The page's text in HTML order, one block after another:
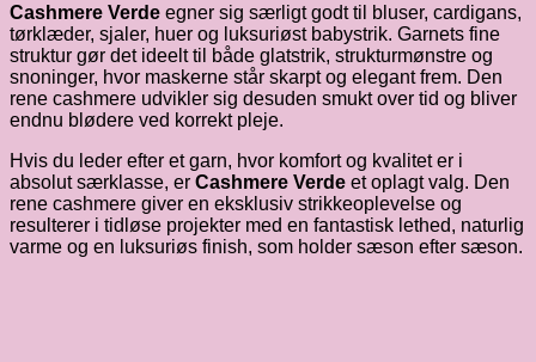
Cashmere Verde egner sig særligt godt til bluser, cardigans,
tørklæder, sjaler, huer og luksuriøst babystrik. Garnets fine
struktur gør det ideelt til både glatstrik, strukturmønstre og
snoninger, hvor maskerne står skarpt og elegant frem. Den
rene cashmere udvikler sig desuden smukt over tid og bliver
endnu blødere ved korrekt pleje.
Hvis du leder efter et garn, hvor komfort og kvalitet er i
absolut særklasse, er Cashmere Verde et oplagt valg. Den
rene cashmere giver en eksklusiv strikkeoplevelse og
resulterer i tidløse projekter med en fantastisk lethed, naturlig
varme og en luksuriøs finish, som holder sæson efter sæson.